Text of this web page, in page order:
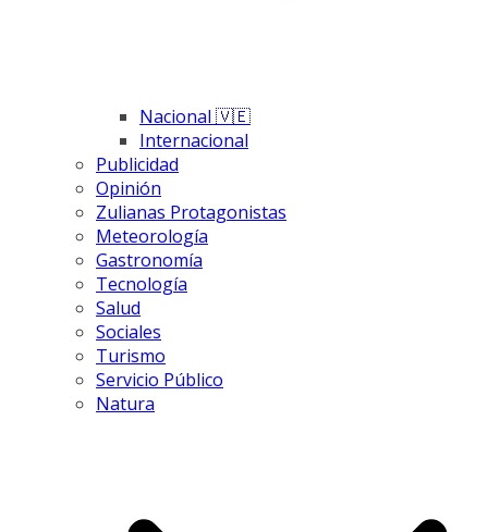
Nacional 🇻🇪
Internacional
Publicidad
Opinión
Zulianas Protagonistas
Meteorología
Gastronomía
Tecnología
Salud
Sociales
Turismo
Servicio Público
Natura